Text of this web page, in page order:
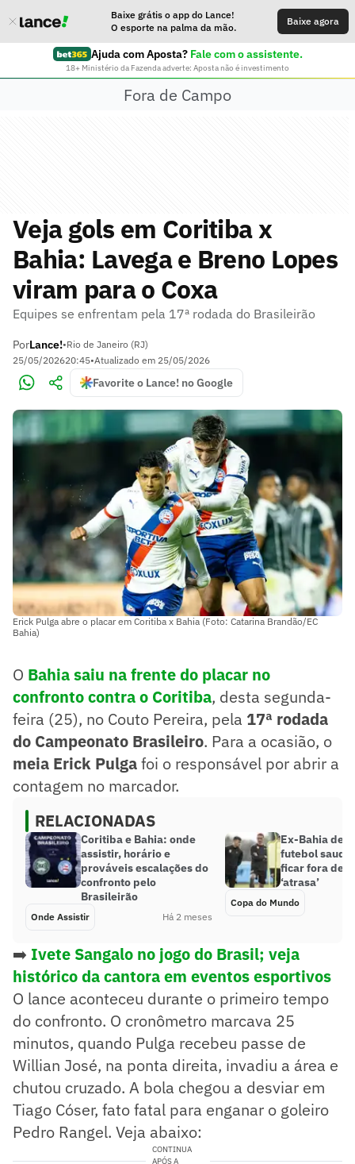
Baixe grátis o app do Lance!
O esporte na palma da mão.
Baixe agora
Ajuda com Aposta? Fale com o assistente.
18+ Ministério da Fazenda adverte: Aposta não é investimento
Fora de Campo
Veja gols em Coritiba x
Bahia: Lavega e Breno Lopes
viram para o Coxa
Equipes se enfrentam pela 17ª rodada do Brasileirão
PorLance!•Rio de Janeiro (RJ)
25/05/202620:45•Atualizado em 25/05/2026
Favorite o Lance! no Google
Erick Pulga abre o placar em Coritiba x Bahia (Foto: Catarina Brandão/EC
Bahia)
O Bahia saiu na frente do placar no
confronto contra o Coritiba, desta segunda-
feira (25), no Couto Pereira, pela 17ª rodada
do Campeonato Brasileiro. Para a ocasião, o
meia Erick Pulgafoi o responsável por abrir a
contagem no marcador.
RELACIONADAS
Coritiba e Bahia: onde
assistir, horário e
prováveis escalações do
confronto pelo
Brasileirão
Onde Assistir Há 2 meses
Ex-Bahia
futebol
ficar fora de
‘atrasa’
Copa do Mundo
➡️ Ivete Sangalo no jogo do Brasil; veja
histórico da cantora em eventos esportivos
O lance aconteceu durante o primeiro tempo
do confronto. O cronômetro marcava 25
minutos, quando Pulga recebeu passe de
Willian José, na ponta direita, invadiu a área e
chutou cruzado. A bola chegou a desviar em
Tiago Cóser, fato fatal para enganar o goleiro
Pedro Rangel. Veja abaixo:
CONTINUA
APÓS A